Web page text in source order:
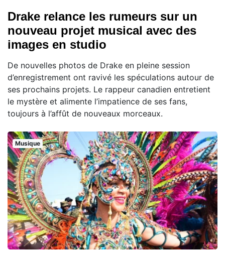
Drake relance les rumeurs sur un
nouveau projet musical avec des
images en studio
De nouvelles photos de Drake en pleine session
d’enregistrement ont ravivé les spéculations autour de
ses prochains projets. Le rappeur canadien entretient
le mystère et alimente l’impatience de ses fans,
toujours à l’affût de nouveaux morceaux.
Musique